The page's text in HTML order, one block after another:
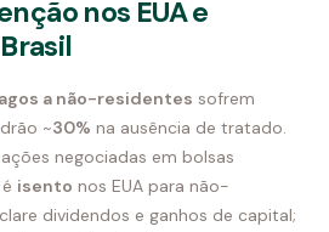
nos EUA e
a não-residentes sofrem
~30% na ausência de tratado.
negociadas em bolsas
isento nos EUA para não-
dividendos e ganhos de capital;